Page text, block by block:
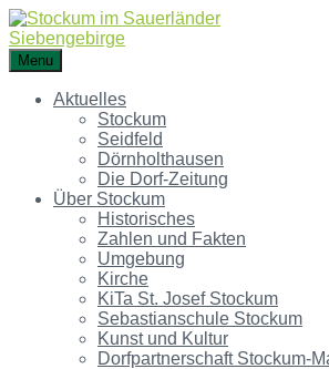
Menu
Aktuelles
Stockum
Seidfeld
Dörnholthausen
Die Dorf-Zeitung
Über Stockum
Historisches
Zahlen und Fakten
Umgebung
Kirche
KiTa St. Josef Stockum
Sebastianschule Stockum
Kunst und Kultur
Dorfpartnerschaft Stockum-